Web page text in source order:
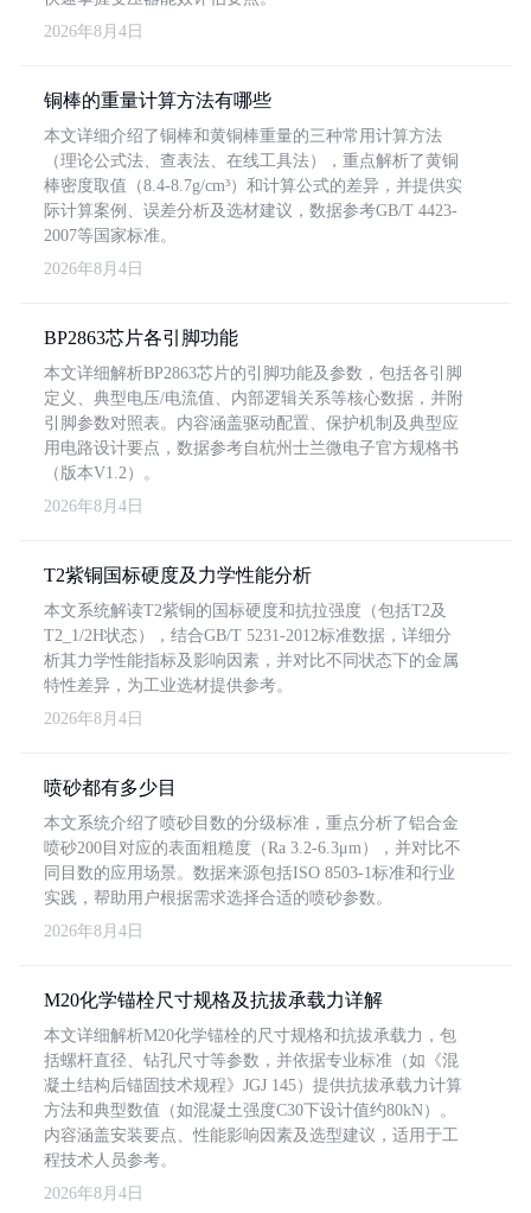
2026年8月4日
铜棒的重量计算方法有哪些
本文详细介绍了铜棒和黄铜棒重量的三种常用计算方法
（理论公式法、查表法、在线工具法），重点解析了黄铜
棒密度取值（8.4-8.7g/cm³）和计算公式的差异，并提供实
际计算案例、误差分析及选材建议，数据参考GB/T 4423-
2007等国家标准。
2026年8月4日
BP2863芯片各引脚功能
本文详细解析BP2863芯片的引脚功能及参数，包括各引脚
定义、典型电压/电流值、内部逻辑关系等核心数据，并附
引脚参数对照表。内容涵盖驱动配置、保护机制及典型应
用电路设计要点，数据参考自杭州士兰微电子官方规格书
（版本V1.2）。
2026年8月4日
T2紫铜国标硬度及力学性能分析
本文系统解读T2紫铜的国标硬度和抗拉强度（包括T2及
T2_1/2H状态），结合GB/T 5231-2012标准数据，详细分
析其力学性能指标及影响因素，并对比不同状态下的金属
特性差异，为工业选材提供参考。
2026年8月4日
喷砂都有多少目
本文系统介绍了喷砂目数的分级标准，重点分析了铝合金
喷砂200目对应的表面粗糙度（Ra 3.2-6.3μm），并对比不
同目数的应用场景。数据来源包括ISO 8503-1标准和行业
实践，帮助用户根据需求选择合适的喷砂参数。
2026年8月4日
M20化学锚栓尺寸规格及抗拔承载力详解
本文详细解析M20化学锚栓的尺寸规格和抗拔承载力，包
括螺杆直径、钻孔尺寸等参数，并依据专业标准（如《混
凝土结构后锚固技术规程》JGJ 145）提供抗拔承载力计算
方法和典型数值（如混凝土强度C30下设计值约80kN）。
内容涵盖安装要点、性能影响因素及选型建议，适用于工
程技术人员参考。
2026年8月4日